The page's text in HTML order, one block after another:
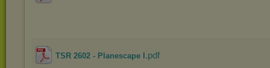
TSR 2602 - Planescape I .pdf